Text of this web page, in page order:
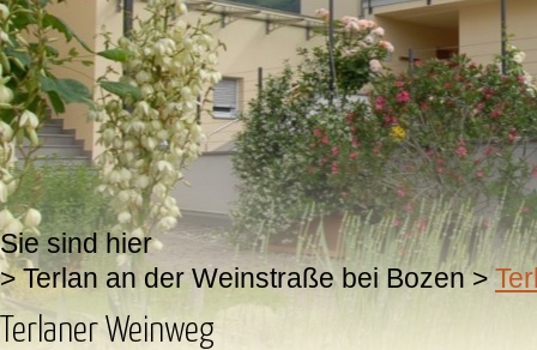
Sie sind hier
>Terlan an der Weinstraße bei Bozen>
Terlaner Weinweg